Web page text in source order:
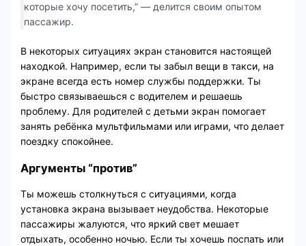
которые хочу посетить,” — делится своим опытом
пассажир.
В некоторых ситуациях экран становится настоящей
находкой. Например, если ты забыл вещи в такси, на
экране всегда есть номер службы поддержки. Ты
быстро связываешься с водителем и решаешь
проблему. Для родителей с детьми экран помогает
занять ребёнка мультфильмами или играми, что делает
поездку спокойнее.
Аргументы “против”
Ты можешь столкнуться с ситуациями, когда
установка экрана вызывает неудобства. Некоторые
пассажиры жалуются, что яркий свет мешает
отдыхать, особенно ночью. Если ты хочешь поспать или